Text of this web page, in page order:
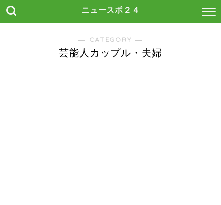
ニュースポ２４
― CATEGORY ―
芸能人カップル・夫婦